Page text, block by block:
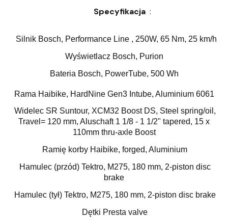
Specyfikacja :
Silnik Bosch, Performance Line , 250W, 65 Nm, 25 km/h
Wyświetlacz Bosch, Purion
Bateria Bosch, PowerTube, 500 Wh
Rama Haibike, HardNine Gen3 Intube, Aluminium 6061
Widelec SR Suntour, XCM32 Boost DS, Steel spring/oil,
Travel= 120 mm, Aluschaft 1 1/8 - 1 1/2" tapered, 15 x
110mm thru-axle Boost
Ramię korby Haibike, forged, Aluminium
Hamulec (przód) Tektro, M275, 180 mm, 2-piston disc
brake
Hamulec (tył) Tektro, M275, 180 mm, 2-piston disc brake
Dętki Presta valve